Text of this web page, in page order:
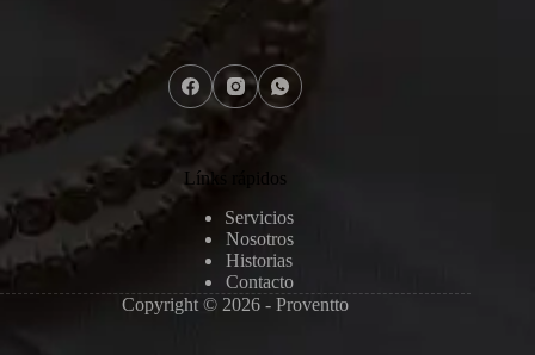
Línks rápidos
Servicios
Nosotros
Historias
Contacto
Copyright © 2026 - Proventto